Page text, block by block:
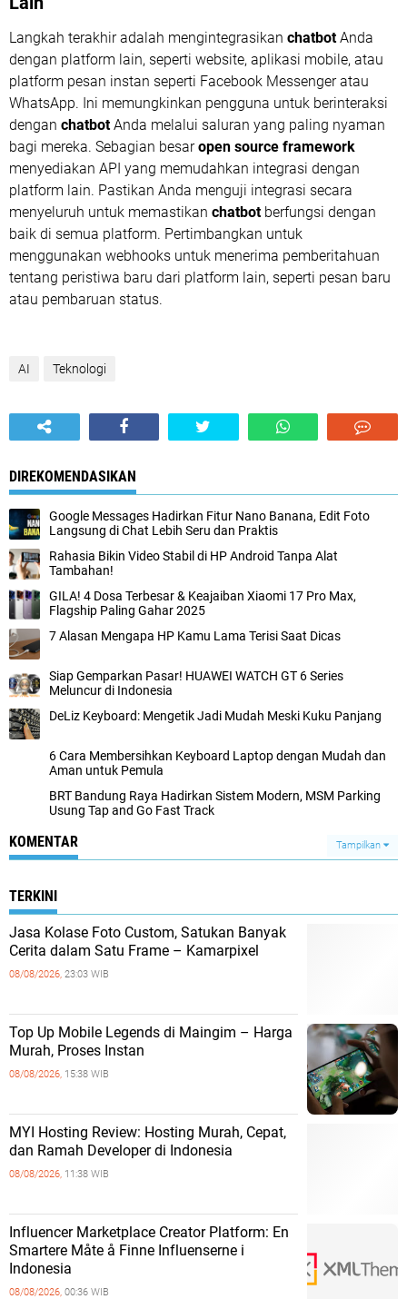
Langkah terakhir adalah mengintegrasikan chatbotAnda
dengan platform lain, seperti website, aplikasi mobile, atau
platform pesan instan seperti Facebook Messenger atau
WhatsApp. Ini memungkinkan pengguna untuk berinteraksi
dengan chatbotAnda melalui saluran yang paling nyaman
bagi mereka. Sebagian besaropen source framework
menyediakan API yang memudahkan integrasi dengan
platform lain. Pastikan Anda menguji integrasi secara
menyeluruh untuk memastikan chatbotberfungsi dengan
baik di semua platform. Pertimbangkan untuk
menggunakan webhooks untuk menerima pemberitahuan
tentang peristiwa baru dari platform lain, seperti pesan baru
atau pembaruan status.
AI Teknologi
DIREKOMENDASIKAN
Google Messages Hadirkan Fitur Nano Banana, Edit Foto
Langsung di Chat Lebih Seru dan Praktis
Rahasia Bikin Video Stabil di HP Android Tanpa Alat
Tambahan!
GILA! 4 Dosa Terbesar & Keajaiban Xiaomi 17 Pro Max,
Flagship Paling Gahar 2025
7 Alasan Mengapa HP Kamu Lama Terisi Saat Dicas
Siap Gemparkan Pasar! HUAWEI WATCH GT 6 Series
Meluncur di Indonesia
DeLiz Keyboard: Mengetik Jadi Mudah Meski Kuku Panjang
6 Cara Membersihkan Keyboard Laptop dengan Mudah dan
Aman untuk Pemula
BRT Bandung Raya Hadirkan Sistem Modern, MSM Parking
Usung Tap and Go Fast Track
KOMENTAR Tampilkan
TERKINI
Jasa Kolase Foto Custom, Satukan Banyak
Cerita dalam Satu Frame – Kamarpixel
08/08/2026, 23:03 WIB
Top Up Mobile Legends di Maingim – Harga
Murah, Proses Instan
08/08/2026, 15:38 WIB
MYI Hosting Review: Hosting Murah, Cepat,
dan Ramah Developer di Indonesia
08/08/2026, 11:38 WIB
Influencer Marketplace Creator Platform: En
Smartere Måte å Finne Influenserne i
Indonesia
08/08/2026, 00:36 WIB